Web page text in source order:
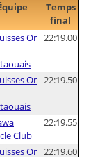
Temps
final
Or 22:19.00
Or 22:19.50
Club
22:19.55
Or 22:19.60